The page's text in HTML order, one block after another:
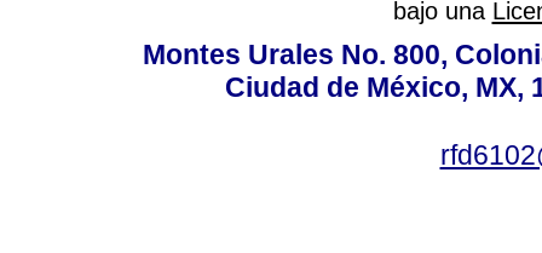
bajo una
Montes Urales No. 800,
Ciudad de México, MX,